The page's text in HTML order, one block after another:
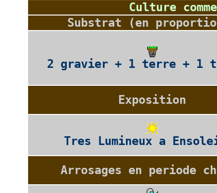
Culture
Substrat (en
2 gravier + 1 terre + 1
Exposition
Tres Lumineux a
Arrosages en periode